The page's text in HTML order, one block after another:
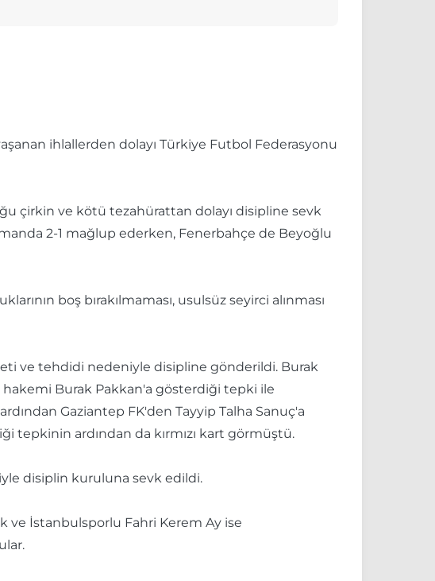
ihlallerden dolayı Türkiye Futbol Federasyonu
çirkin ve kötü tezahürattan dolayı disipline sevk
2-1 mağlup ederken, Fenerbahçe de Beyoğlu
boş bırakılmaması, usulsüz seyirci alınması
ve tehdidi nedeniyle disipline gönderildi. Burak
hakemi Burak Pakkan'a gösterdiği tepki ile
Gaziantep FK'den Tayyip Talha Sanuç'a
tepkinin ardından da kırmızı kart görmüştü.
disiplin kuruluna sevk edildi.
ve İstanbulsporlu Fahri Kerem Ay ise